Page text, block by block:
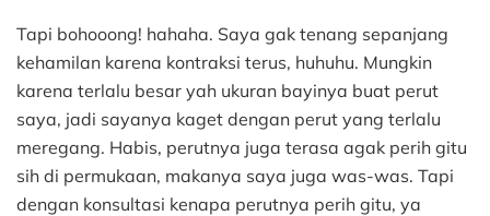
Tapi bohooong! hahaha. Saya gak tenang sepanjang
kehamilan karena kontraksi terus, huhuhu. Mungkin
karena terlalu besar yah ukuran bayinya buat perut
saya, jadi sayanya kaget dengan perut yang terlalu
meregang. Habis, perutnya juga terasa agak perih gitu
sih di permukaan, makanya saya juga was-was. Tapi
dengan konsultasi kenapa perutnya perih gitu, ya